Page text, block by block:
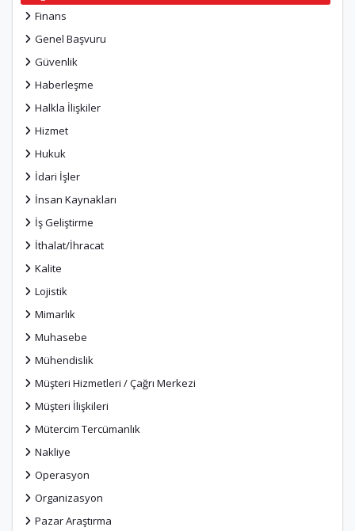
Finans
Genel Başvuru
Güvenlik
Haberleşme
Halkla İlişkiler
Hizmet
Hukuk
İdari İşler
İnsan Kaynakları
İş Geliştirme
İthalat/İhracat
Kalite
Lojistik
Mimarlık
Muhasebe
Mühendislik
Müşteri Hizmetleri / Çağrı Merkezi
Müşteri İlişkileri
Mütercim Tercümanlık
Nakliye
Operasyon
Organizasyon
Pazar Araştırma